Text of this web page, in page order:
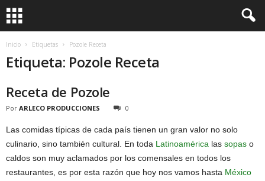
Inicio Etiquetas Pozole Receta
Etiqueta: Pozole Receta
Receta de Pozole
Por ARLECO PRODUCCIONES 0
Las comidas típicas de cada país tienen un gran valor no solo
culinario, sino también cultural. En toda Latinoamérica las sopas o
caldos son muy aclamados por los comensales en todos los
restaurantes, es por esta razón que hoy nos vamos hasta México